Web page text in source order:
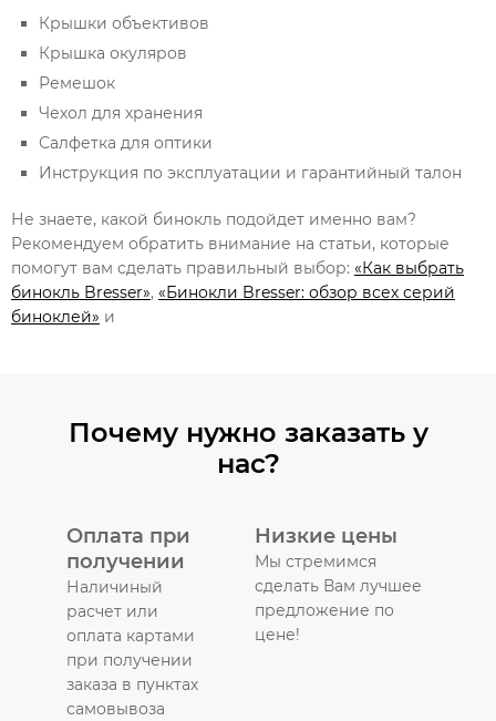
Крышки объективов
Крышка окуляров
Ремешок
Чехол для хранения
Салфетка для оптики
Инструкция по эксплуатации и гарантийный талон
Не знаете, какой бинокль подойдет именно вам?
Рекомендуем обратить внимание на статьи, которые
помогут вам сделать правильный выбор: «Как выбрать
бинокль Bresser», «Бинокли Bresser: обзор всех серий
биноклей» и
Почему нужно заказать у
нас?
Оплата при
получении
Наличиный
расчет или
оплата картами
при получении
заказа в пунктах
самовывоза
Низкие цены
Мы стремимся
сделать Вам лучшее
предложение по
цене!